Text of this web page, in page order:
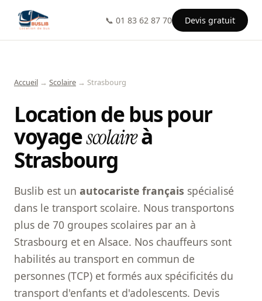
📞 01 83 62 87 70 Devis gratuit
Accueil → Scolaire → Strasbourg
Location de bus pour
voyagescolaireà
Strasbourg
Buslib est un autocariste français spécialisé
dans le transport scolaire. Nous transportons
plus de 70 groupes scolaires par an à
Strasbourg et en Alsace. Nos chauffeurs sont
habilités au transport en commun de
personnes (TCP) et formés aux spécificités du
transport d'enfants et d'adolescents. Devis